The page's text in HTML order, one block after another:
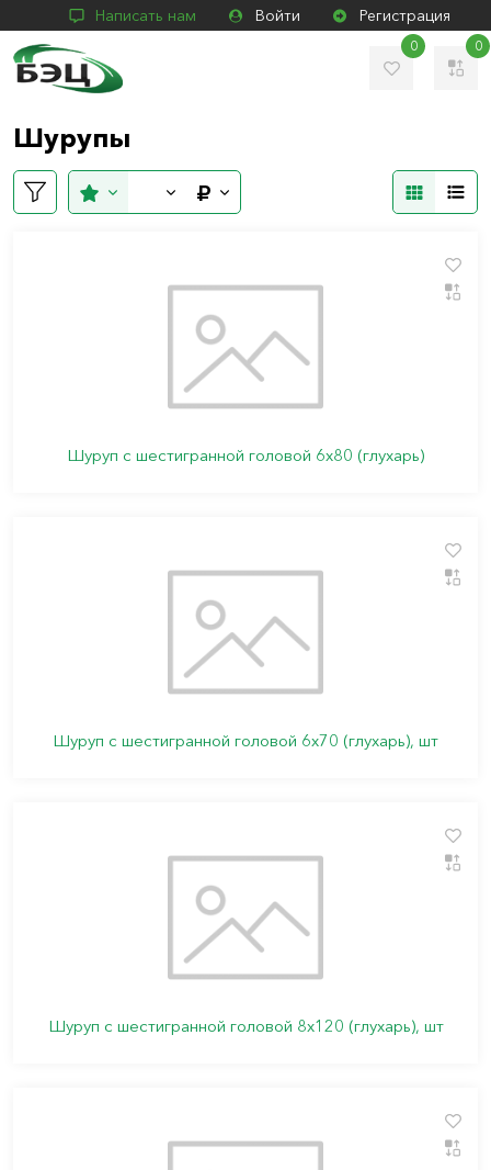
Написать нам Войти Регистрация
0 0
Шурупы
Шуруп с шестигранной головой 6х80 (глухарь)
Шуруп с шестигранной головой 6х70 (глухарь), шт
Шуруп с шестигранной головой 8х120 (глухарь), шт